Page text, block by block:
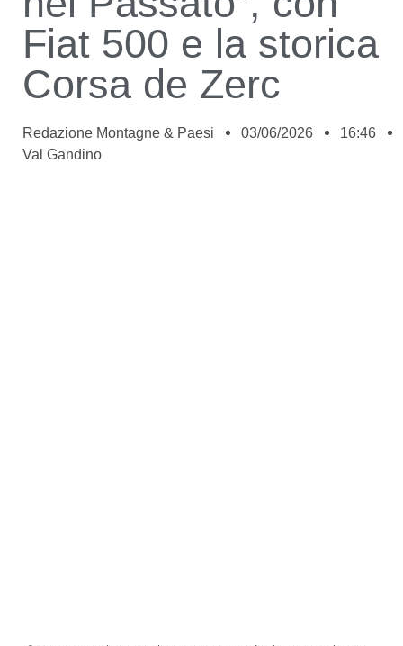
Fiat 500 e la storica
Corsa de Zerc
Redazione Montagne & Paesi 03/06/2026
16:46
Val Gandino